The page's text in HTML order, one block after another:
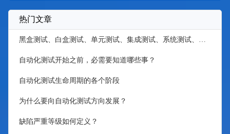
热门文章
黑盒测试、白盒测试、单元测试、集成测试、系统测试、验收测试
自动化测试开始之前，必需要知道哪些事？
自动化测试生命周期的各个阶段
为什么要向自动化测试方向发展？
缺陷严重等级如何定义？